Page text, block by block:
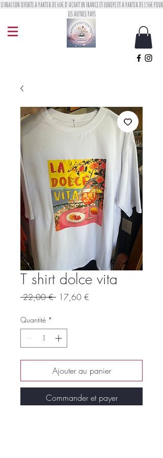
LIVRAISON OFFERTE A PARTIR DE 60€ D'ACHAT EN FRANCE ET EUROPE ET A PARTIR DE 150€ POUR
LES AUTRES PAYS
T shirt dolce vita
22,00 € Prix
17,60 €
Quantité *
Ajouter au panier
Commander et payer